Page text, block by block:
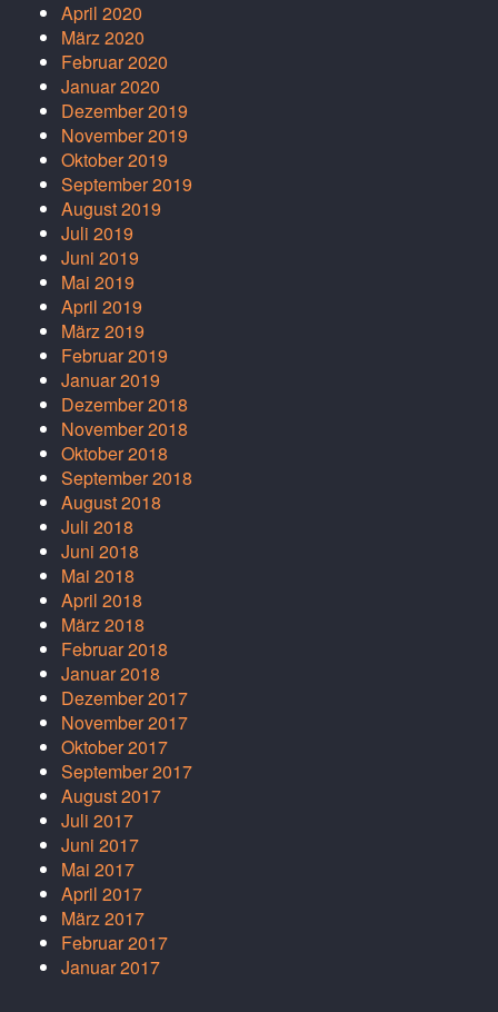
April 2020
März 2020
Februar 2020
Januar 2020
Dezember 2019
November 2019
Oktober 2019
September 2019
August 2019
Juli 2019
Juni 2019
Mai 2019
April 2019
März 2019
Februar 2019
Januar 2019
Dezember 2018
November 2018
Oktober 2018
September 2018
August 2018
Juli 2018
Juni 2018
Mai 2018
April 2018
März 2018
Februar 2018
Januar 2018
Dezember 2017
November 2017
Oktober 2017
September 2017
August 2017
Juli 2017
Juni 2017
Mai 2017
April 2017
März 2017
Februar 2017
Januar 2017